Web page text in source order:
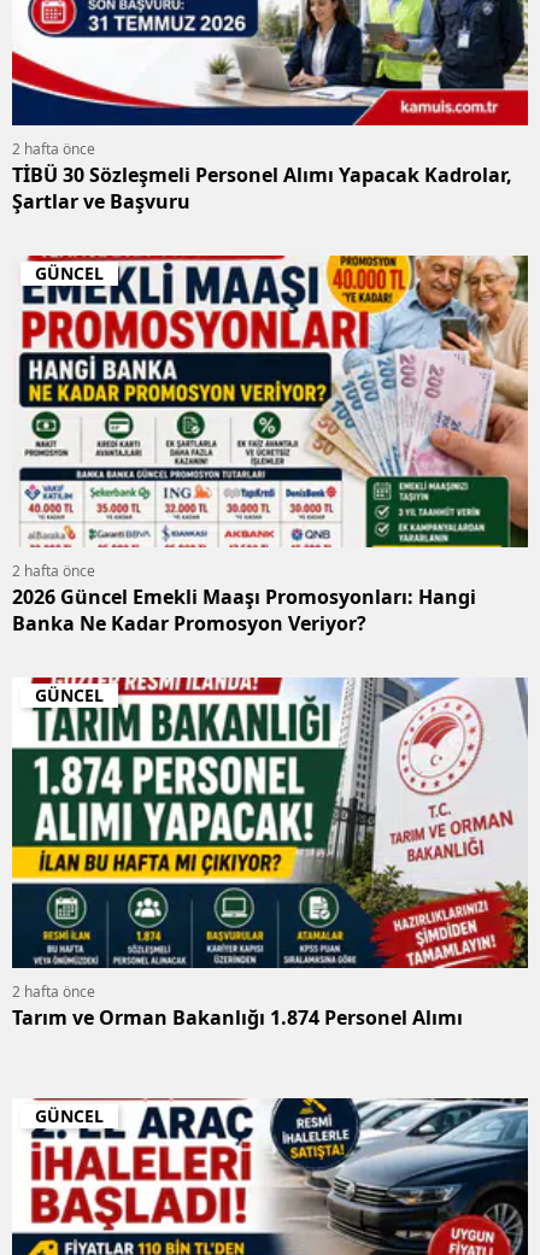
2 hafta önce
TİBÜ 30 Sözleşmeli Personel Alımı Yapacak Kadrolar,
Şartlar ve Başvuru
GÜNCEL
2 hafta önce
2026 Güncel Emekli Maaşı Promosyonları: Hangi
Banka Ne Kadar Promosyon Veriyor?
GÜNCEL
2 hafta önce
Tarım ve Orman Bakanlığı 1.874 Personel Alımı
GÜNCEL